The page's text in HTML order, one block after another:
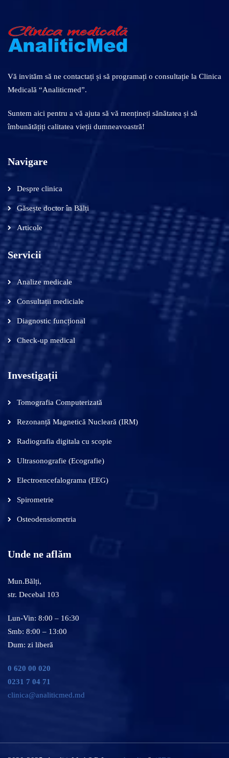
Vă invităm să ne contactați și să programați o consultație la Clinica
Medicală “Analiticmed”.
Suntem aici pentru a vă ajuta să vă mențineți sănătatea și să
îmbunătățiți calitatea vieții dumneavoastră!
Navigare
Despre clinica
Găsește doctor în Bălți
Articole
Servicii
Analize medicale
Consultații mediciale
Diagnostic funcțional
Check-up medical
Investigații
Tomografia Computerizată
Rezonanță Magnetică Nucleară (IRM)
Radiografia digitala cu scopie
Ultrasonografie (Ecografie)
Electroencefalograma (EEG)
Spirometrie
Osteodensiometria
Unde ne aflăm
Mun.Bălți,
str. Decebal 103
Lun-Vin: 8:00 – 16:30
Smb: 8:00 – 13:00
Dum: zi liberă
0 620 00 020
0231 7 04 71
clinica@analiticmed.md